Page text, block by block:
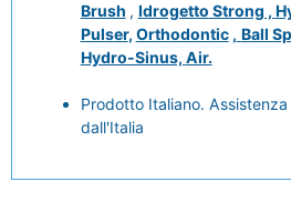
Brush , Idrogetto Strong ,
Pulser, Orthodontic, Ball
Hydro-Sinus, Air.
Prodotto Italiano.
dall'Italia